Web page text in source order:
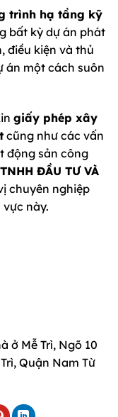
trình hạ tầng kỹ
bất kỳ dự án phát
điều kiện và thủ
án một cách suôn
giấy phép xây
cũng như các vấn
động sản công
ĐẦU TƯ VÀ
chuyên nghiệp
này.
ở Mễ Trì, Ngõ 10
Quận Nam Từ